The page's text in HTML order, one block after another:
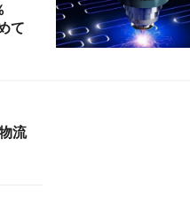
て
流